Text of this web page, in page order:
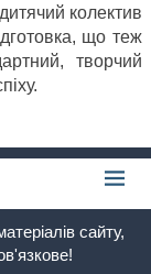
колектив
що теж
творчий
сайту,